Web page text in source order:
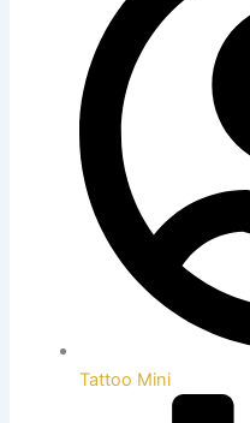
Tattoo Mini